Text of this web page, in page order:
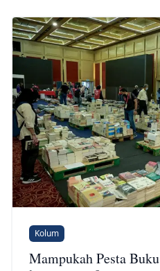
Kolum
Mampukah Pesta